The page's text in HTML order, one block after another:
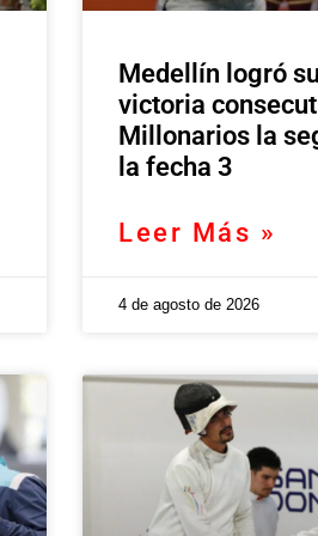
Medellín logró
victoria
Millonarios la
la fecha 3
Leer Más »
4 de agosto de 2026